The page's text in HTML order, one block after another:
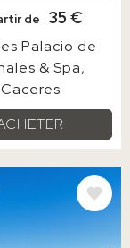
de 35 €
Palacio de
& Spa
Caceres